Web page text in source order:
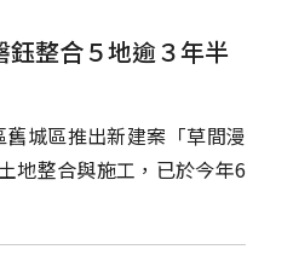
整合５地逾３年半
城區推出新建案「草間漫
地整合與施工，已於今年6